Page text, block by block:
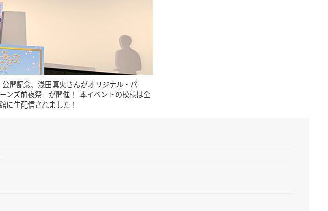
開記念、浅田真央さんがオリジナル・パ
ンズ前夜祭」が開催！ 本イベントの模様は全
に生配信されました！